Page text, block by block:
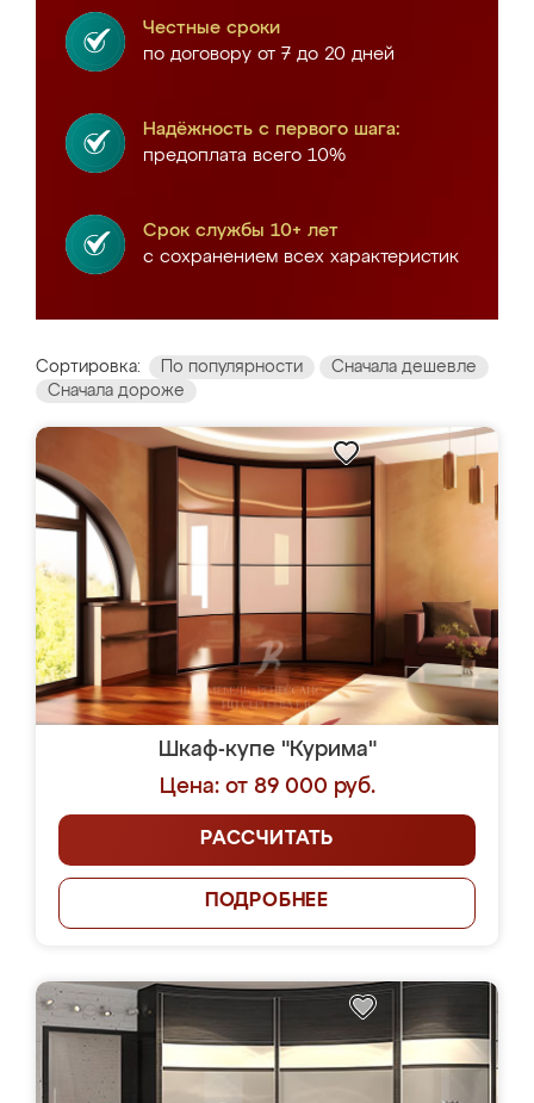
Честные сроки
по договору от 7 до 20 дней
Надёжность с первого шага:
предоплата всего 10%
Срок службы 10+ лет
с сохранением всех характеристик
Сортировка: По популярности
Сначала дешевле
Сначала дороже
Шкаф-купе "Курима"
Цена: от 89 000 руб.
РАССЧИТАТЬ
ПОДРОБНЕЕ